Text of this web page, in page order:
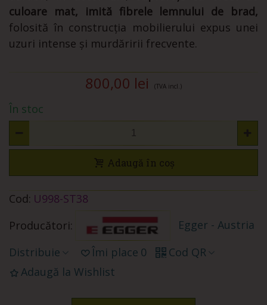
culoare mat, imită fibrele lemnului de brad,
folosită în construcția mobilierului expus unei
uzuri intense și murdăririi frecvente.
800,00 lei (TVA incl.)
În stoc
Adaugă în coș
Cod: U998-ST38
Producători:
Egger - Austria
Distribuie
Îmi place 0
Cod QR
Adaugă la Wishlist